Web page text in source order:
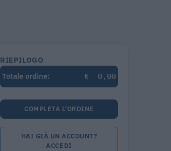
RIEPILOGO
Totale ordine:
€ 0,00
COMPLETA L'ORDINE
HAI GIÀ UN ACCOUNT?
ACCEDI